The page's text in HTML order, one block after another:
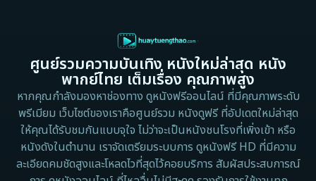
ศูนย์รวมความบันเทิง หนังใหม่ล่าสุด หนัง
พากย์ไทย เต็มเรื่อง คุณภาพสูง
หากคุณกำลังมองหาช่องทาง ดูหนังฟรีออนไลน์ ที่มีคุณภาพระดับ
พรีเมียม เว็บไซต์ของเราคือศูนย์รวม หนังดูฟรี ที่อัปเดตใหม่ล่าสุด
ให้คุณได้รับชมกันแบบจุใจ ไม่ว่าจะเป็นหนังชนโรงที่เพิ่งเข้า หรือ
หนังดังในตำนาน เราจัดเตรียมระบบการ ดูหนังฟรี HD ที่มีความ
ละเอียดคมชัดสูงและโหลดไวที่สุดไว้คอยบริการ สัมผัสประสบการณ์